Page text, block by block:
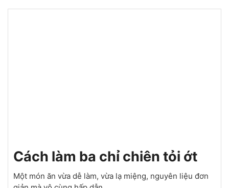
Cách làm ba chỉ chiên tỏi ớt
Một món ăn vừa dễ làm, vừa lạ miệng, nguyên liệu đơn